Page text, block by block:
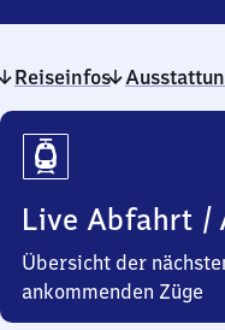
Reiseinfos
Reiseinfos
Live Abfahrt /
Übersicht der
ankommenden Züge